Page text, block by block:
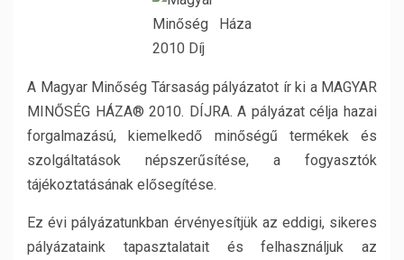
A Magyar Minőség Társaság pályázatot ír ki a MAGYAR
MINŐSÉG HÁZA® 2010. DÍJRA. A pályázat célja hazai
forgalmazású, kiemelkedő minőségű termékek és
szolgáltatások népszerűsítése, a fogyasztók
tájékoztatásának elősegítése.
Ez évi pályázatunkban érvényesítjük az eddigi, sikeres
pályázataink tapasztalatait és felhasználjuk az